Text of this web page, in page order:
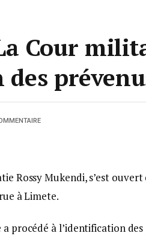
Cour
Rossy Mukendi, s’est
à Limete.
procédé à l’identification des